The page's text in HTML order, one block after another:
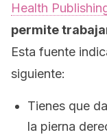
Health
permite
Esta fuente
siguiente:
Tienes que
la pierna